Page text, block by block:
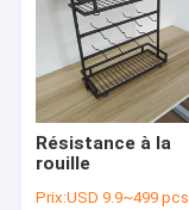
Résistance à la
rouille
Prix:USD 9.9~499 pcs